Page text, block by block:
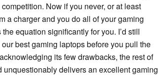
Now if you never, or at least
a charger and you do all of your gaming
equation significantly for you. I’d still
best gaming laptops before you pull the
its few drawbacks, the rest of
delivers an excellent gaming